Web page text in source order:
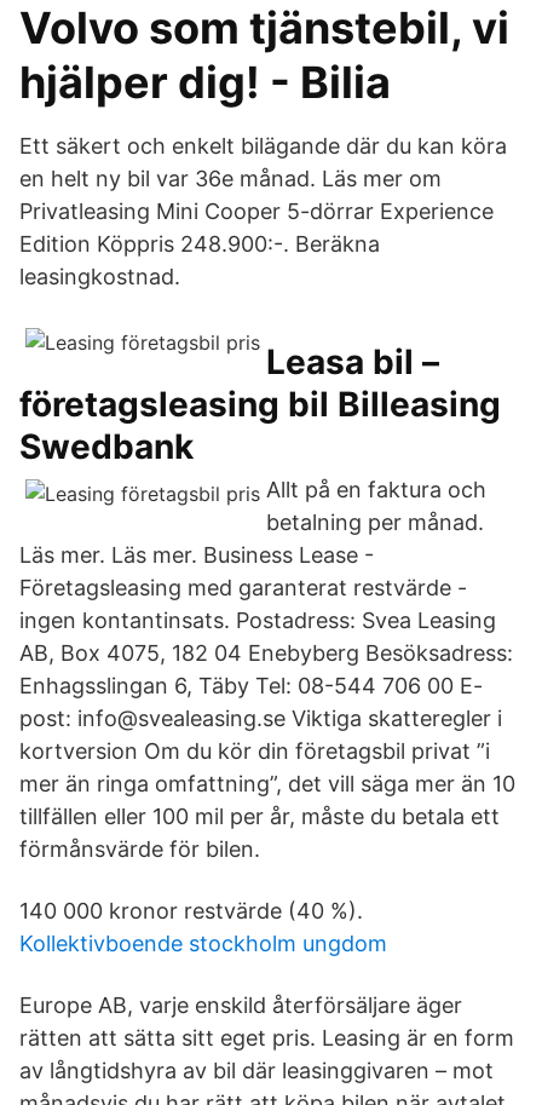
Volvo som tjänstebil, vi
hjälper dig! - Bilia
Ett säkert och enkelt bilägande där du kan köra
en helt ny bil var 36e månad. Läs mer om
Privatleasing Mini Cooper 5-dörrar Experience
Edition Köppris 248.900:-. Beräkna
leasingkostnad.
Leasa bil –
företagsleasing bil Billeasing
Swedbank
Allt på en faktura och
betalning per månad.
Läs mer. Läs mer. Business Lease -
Företagsleasing med garanterat restvärde -
ingen kontantinsats. Postadress: Svea Leasing
AB, Box 4075, 182 04 Enebyberg Besöksadress:
Enhagsslingan 6, Täby Tel: 08-544 706 00 E-
post: info@svealeasing.se Viktiga skatteregler i
kortversion Om du kör din företagsbil privat ”i
mer än ringa omfattning”, det vill säga mer än 10
tillfällen eller 100 mil per år, måste du betala ett
förmånsvärde för bilen.
140 000 kronor restvärde (40 %).
Kollektivboende stockholm ungdom
Europe AB, varje enskild återförsäljare äger
rätten att sätta sitt eget pris. Leasing är en form
av långtidshyra av bil där leasinggivaren – mot